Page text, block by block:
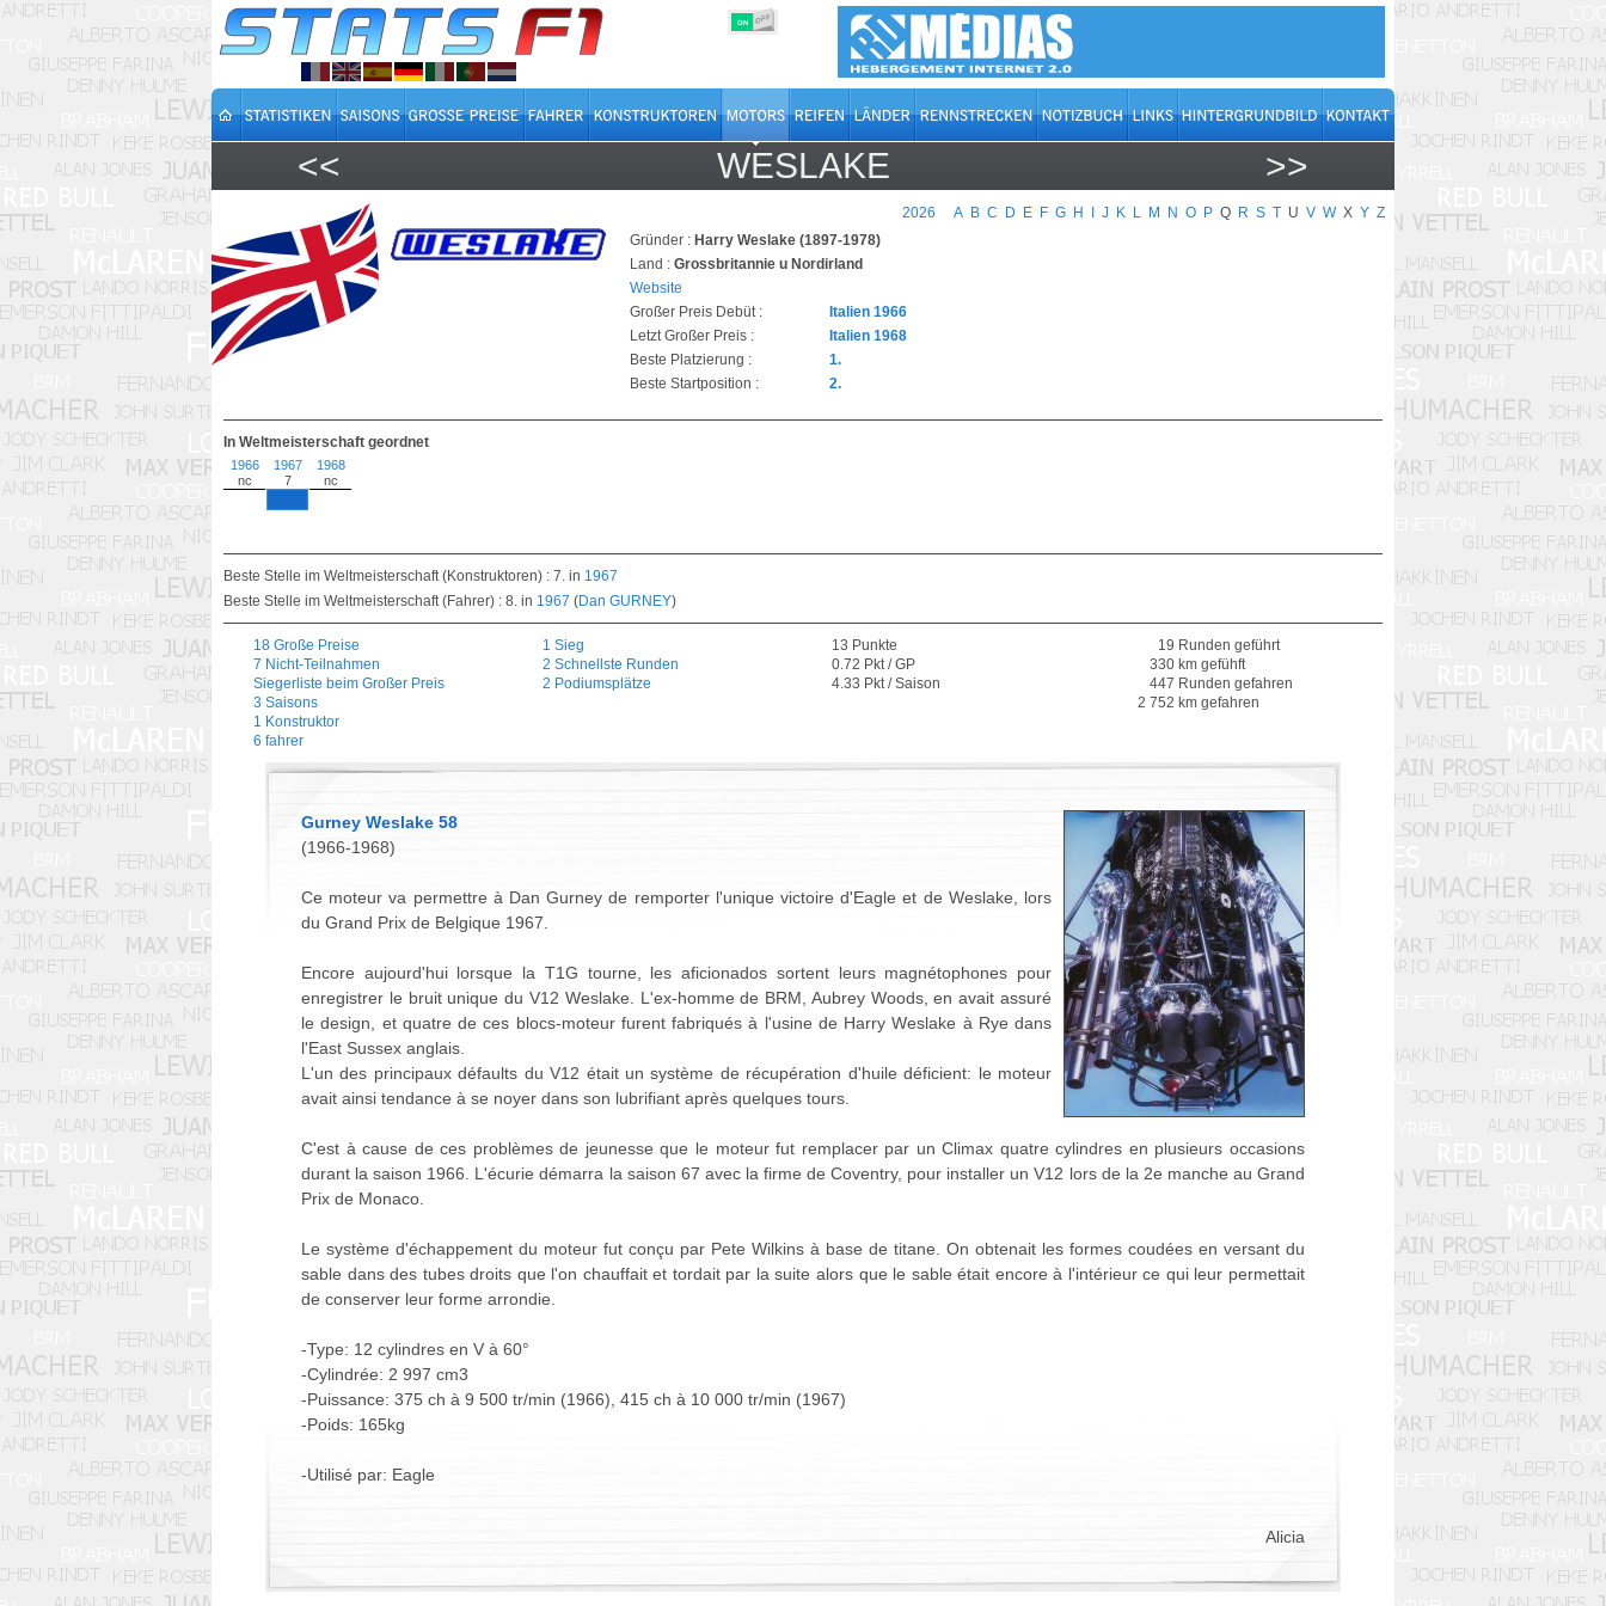
ON OFF
<< WESLAKE >>
2026 A B C D E F G H J K L M N O P Q R S T U V W X Y Z
Gründer : Harry Weslake (1897-1978)
Land : Grossbritannie u Nordirland
Website
Großer Preis Debüt :
Italien 1966
Letzt Großer Preis :
Italien 1968
Beste Platzierung :
1.
Beste Startposition :
2.
In Weltmeisterschaft geordnet
1966
nc
1967
7
1968
nc
Beste Stelle im Weltmeisterschaft (Konstruktoren) : 7. in 1967
Beste Stelle im Weltmeisterschaft (Fahrer) : 8. in 1967 (Dan GURNEY)
18 Große Preise
7 Nicht-Teilnahmen
Siegerliste beim Großer Preis
3 Saisons
1 Konstruktor
6 fahrer
1 Sieg
2 Schnellste Runden
2 Podiumsplätze
13 Punkte
0.72 Pkt / GP
4.33 Pkt / Saison
19 Runden geführt
330 km gefühft
447 Runden gefahren
2 752 km gefahren
Gurney Weslake 58
(1966-1968)
Ce moteur va permettre à Dan Gurney de remporter l'unique victoire d'Eagle et de Weslake, lors
du Grand Prix de Belgique 1967.
Encore aujourd'hui lorsque la T1G tourne, les aficionados sortent leurs magnétophones pour
enregistrer le bruit unique du V12 Weslake. L'ex-homme de BRM, Aubrey Woods, en avait assuré
le design, et quatre de ces blocs-moteur furent fabriqués à l'usine de Harry Weslake à Rye dans
l'East Sussex anglais.
L'un des principaux défaults du V12 était un système de récupération d'huile déficient: le moteur
avait ainsi tendance à se noyer dans son lubrifiant après quelques tours.
C'est à cause de ces problèmes de jeunesse que le moteur fut remplacer par un Climax quatre cylindres en plusieurs occasions
durant la saison 1966. L'écurie démarra la saison 67 avec la firme de Coventry, pour installer un V12 lors de la 2e manche au Grand
Prix de Monaco.
Le système d'échappement du moteur fut conçu par Pete Wilkins à base de titane. On obtenait les formes coudées en versant du
sable dans des tubes droits que l'on chauffait et tordait par la suite alors que le sable était encore à l'intérieur ce qui leur permettait
de conserver leur forme arrondie.
-Type: 12 cylindres en V à 60°
-Cylindrée: 2 997 cm3
-Puissance: 375 ch à 9 500 tr/min (1966), 415 ch à 10 000 tr/min (1967)
-Poids: 165kg
-Utilisé par: Eagle
Alicia